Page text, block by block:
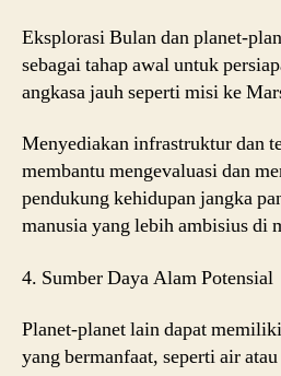
Eksplorasi Bulan dan planet-
sebagai tahap awal untuk
angkasa jauh seperti misi ke
Menyediakan infrastruktur dan
membantu mengevaluasi dan
pendukung kehidupan jangka
manusia yang lebih ambisius di
4. Sumber Daya Alam Potensial
Planet-planet lain dapat
yang bermanfaat, seperti air